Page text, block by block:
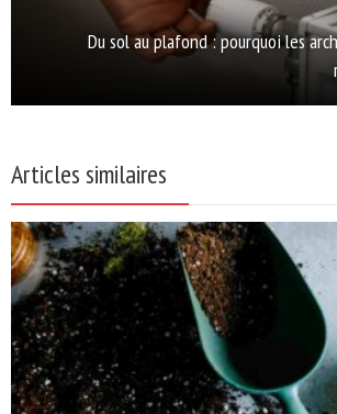
Du sol au plafond : pourquoi les
Articles similaires